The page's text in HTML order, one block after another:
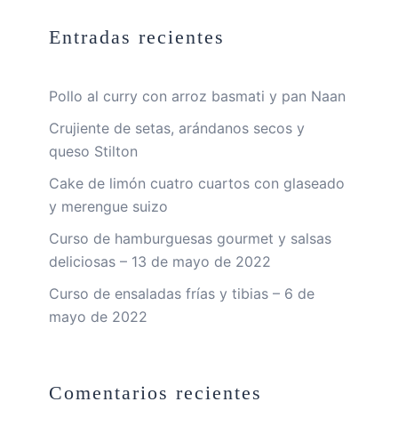
Entradas recientes
Pollo al curry con arroz basmati y pan Naan
Crujiente de setas, arándanos secos y
queso Stilton
Cake de limón cuatro cuartos con glaseado
y merengue suizo
Curso de hamburguesas gourmet y salsas
deliciosas – 13 de mayo de 2022
Curso de ensaladas frías y tibias – 6 de
mayo de 2022
Comentarios recientes